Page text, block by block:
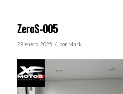
ZeroS-005
29 enero, 2025 / por Mark